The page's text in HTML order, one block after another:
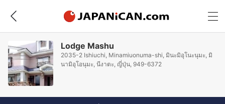
Lodge Mashu
2035-2 Ishiuchi, Minamiuonuma-shi, มินะมิอุโนะนุมะ, มิ
นามิอุโอนุมะ, นีงาตะ, ญี่ปุ่น, 949-6372